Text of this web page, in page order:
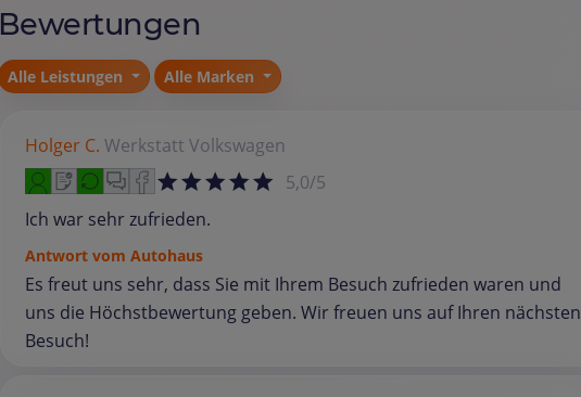
Bewertungen
Alle Leistungen Alle Marken
Holger C. Werkstatt Volkswagen
5,0/5
Ich war sehr zufrieden.
Antwort vom Autohaus
Es freut uns sehr, dass Sie mit Ihrem Besuch zufrieden waren und
uns die Höchstbewertung geben. Wir freuen uns auf Ihren nächsten
Besuch!